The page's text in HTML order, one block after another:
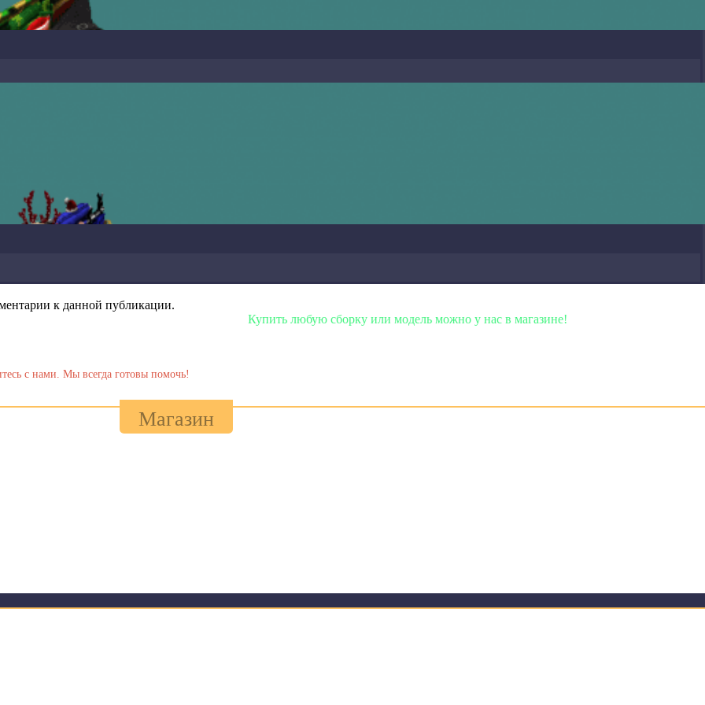
к данной публикации.
Купить любую сборку или модель можно у нас в магазине!
с нами. Мы всегда готовы помочь!
Магазин